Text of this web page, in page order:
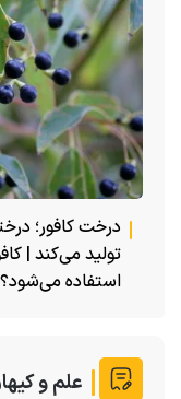
درخت کافور؛
تولید می‌کند |
استفاده می‌شود؟
علم و